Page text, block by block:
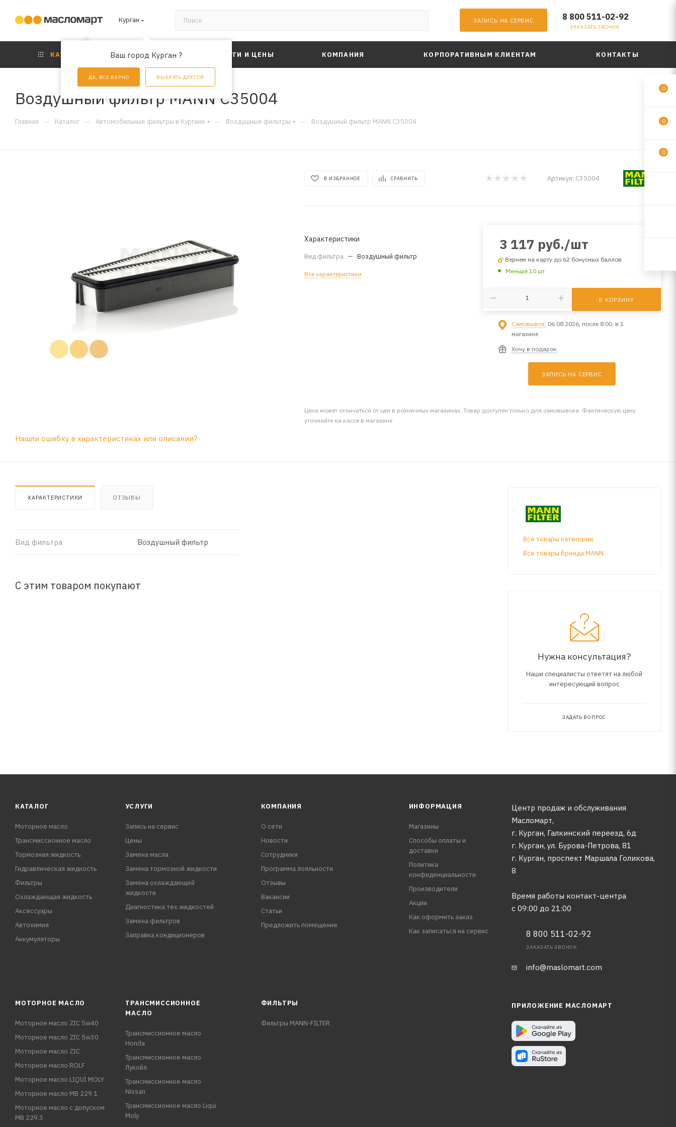
Курган
Ваш город Курган ?
ДА, ВСЕ ВЕРНО ВЫБРАТЬ ДРУГОЙ
ЗАПИСЬ НА СЕРВИС 8 800 511-02-92
ЗАКАЗАТЬ ЗВОНОК
КАТАЛОГ АКЦИИ УСЛУГИ И ЦЕНЫ КОМПАНИЯ КОРПОРАТИВНЫМ КЛИЕНТАМ КОНТАКТЫ
Воздушный фильтр MANN C35004
Главная — Каталог — Автомобильные фильтры в Кургане — Воздушные фильтры — Воздушный фильтр MANN C35004
В ИЗБРАННОЕ СРАВНИТЬ Артикул: C35004
Характеристики
Вид фильтра — Воздушный фильтр
Все характеристики
3 117 руб./шт
Вернем на карту до 62 бонусных баллов
Меньше 10 шт
В КОРЗИНУ
Самовывоз: 06.08.2026, после 8:00, в 1
магазине
Хочу в подарок
ЗАПИСЬ НА СЕРВИС
Цена может отличаться от цен в розничных магазинах. Товар доступен только для самовывоза. Фактическую цену
уточняйте на кассе в магазине
Нашли ошибку в характеристиках или описании?
ХАРАКТЕРИСТИКИ ОТЗЫВЫ
Вид фильтра Воздушный фильтр
С этим товаром покупают
Все товары категории
Все товары бренда MANN
Нужна консультация?
Наши специалисты ответят на любой
интересующий вопрос
ЗАДАТЬ ВОПРОС
КАТАЛОГ
Моторное масло
Трансмиссионное масло
Тормозная жидкость
Гидравлическая жидкость
Фильтры
Охлаждающая жидкость
Аксессуары
Автохимия
Аккумуляторы
УСЛУГИ
Запись на сервис
Цены
Замена масла
Замена тормозной жидкости
Замена охлаждающей
жидкости
Диагностика тех.жидкостей
Замена фильтров
Заправка кондиционеров
КОМПАНИЯ
О сети
Новости
Сотрудники
Программа лояльности
Отзывы
Вакансии
Статьи
Предложить помещение
ИНФОРМАЦИЯ
Магазины
Способы оплаты и
доставки
Политика
конфиденциальности
Производители
Акции
Как оформить заказ
Как записаться на сервис
Центр продаж и обслуживания
Масломарт,
г. Курган, Галкинский переезд, 6д
г. Курган, ул. Бурова-Петрова, 81
г. Курган, проспект Маршала Голикова,
8
Время работы контакт-центра
с 09:00 до 21:00
8 800 511-02-92
ЗАКАЗАТЬ ЗВОНОК
info@maslomart.com
МОТОРНОЕ МАСЛО
Моторное масло ZIC 5w40
Моторное масло ZIC 5w30
Моторное масло ZIC
Моторное масло ROLF
Моторное масло LIQUI MOLY
Моторное масло MB 229.1
Моторное масло с допуском
MB 229.3
ТРАНСМИССИОННОЕ
МАСЛО
Трансмиссионное масло
Honda
Трансмиссионное масло
Лукойл
Трансмиссионное масло
Nissan
Трансмиссионное масло Liqui
Moly
ФИЛЬТРЫ
Фильтры MANN-FILTER
ПРИЛОЖЕНИЕ МАСЛОМАРТ
0
0
0